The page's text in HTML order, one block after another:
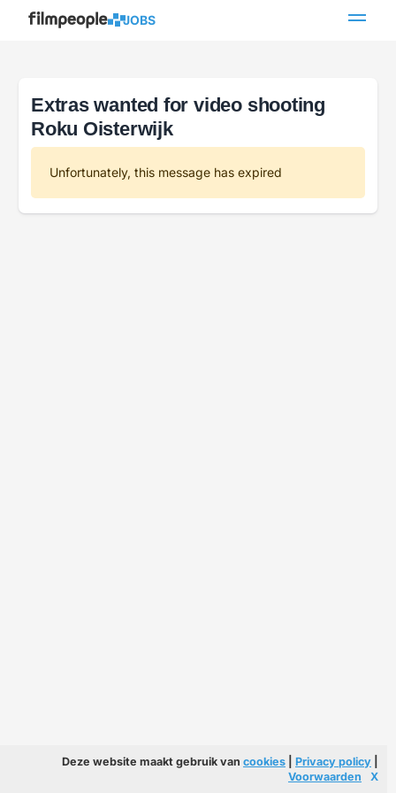
JOBS
Extras wanted for video shooting
Roku Oisterwijk
Unfortunately, this message has expired
Deze website maakt gebruik van cookies Privacy policy
Voorwaarden
X